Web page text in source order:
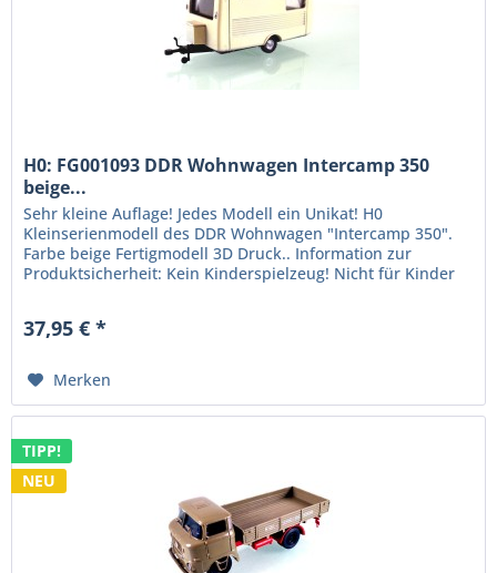
H0: FG001093 DDR Wohnwagen Intercamp 350
beige...
Sehr kleine Auflage! Jedes Modell ein Unikat! H0
Kleinserienmodell des DDR Wohnwagen "Intercamp 350".
Farbe beige Fertigmodell 3D Druck.. Information zur
Produktsicherheit: Kein Kinderspielzeug! Nicht für Kinder
37,95 € *
Merken
TIPP!
NEU